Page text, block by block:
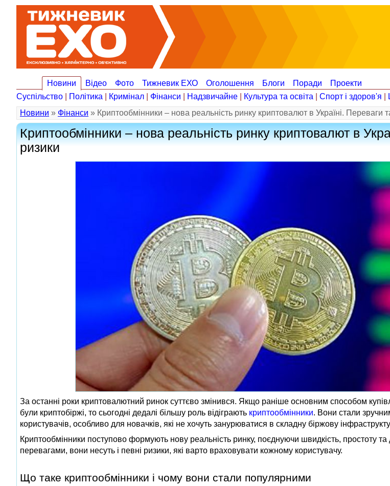
Новини Відео Фото Тижневик ЕХО Оголошення Блоги Поради
Проекти
Суспільство
Політика Кримінал Фінанси Надзвичайне Культура та освіта Спорт і здоров'я
Новини » Фінанси » Криптообмінники – нова реальність ринку криптовалют в Україні. Переваги
Криптообмінники – нова реальність ринку криптовалют в
ризики
За останні роки криптовалютний ринок суттєво змінився. Якщо раніше основним способом
були криптобіржі, то сьогодні дедалі більшу роль відіграють криптообмінники. Вони стали
користувачів, особливо для новачків, які не хочуть занурюватися в складну біржову
Криптообмінники поступово формують нову реальність ринку, поєднуючи швидкість, простоту та
перевагами, вони несуть і певні ризики, які варто враховувати кожному користувачу.
Що таке криптообмінники і чому вони стали популярними